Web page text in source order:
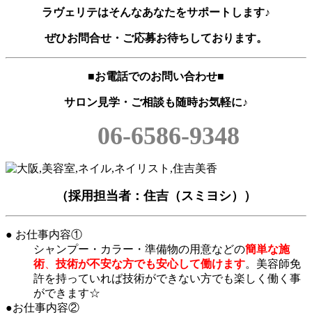
ラヴェリテはそんなあなたをサポートします♪
ぜひお問合せ・ご応募お待ちしております。
■お電話でのお問い合わせ■
サロン見学・ご相談も随時お気軽に♪
06-6586-9348
（採用担当者：住吉（スミヨシ））
● お仕事内容①
シャンプー・カラー・準備物の用意などの簡単な施
術、 技術が不安な方でも安心して働けます。美容師免
許を持っていれば技術ができない方でも楽しく働く事
ができます☆
●お仕事内容②